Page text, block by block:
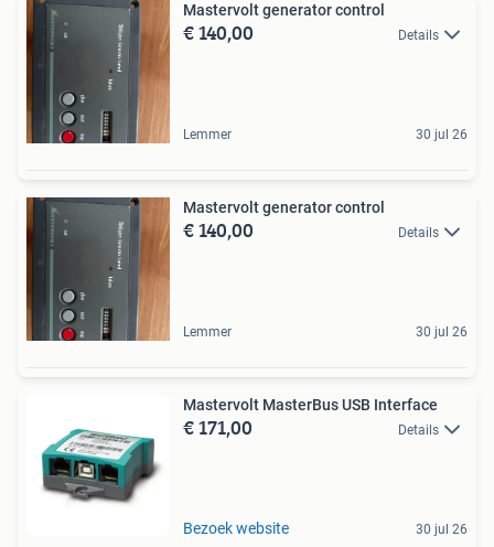
Mastervolt generator control
€ 140,00 Details
Lemmer 30 jul 26
Mastervolt generator control
€ 140,00 Details
Lemmer 30 jul 26
Mastervolt MasterBus USB Interface
€ 171,00 Details
Bezoek website 30 jul 26